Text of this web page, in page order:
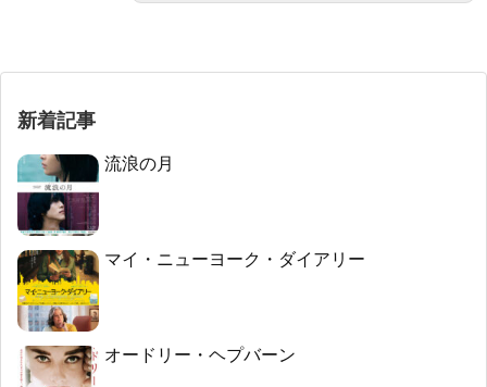
新着記事
流浪の月
マイ・ニューヨーク・ダイアリー
オードリー・ヘプバーン